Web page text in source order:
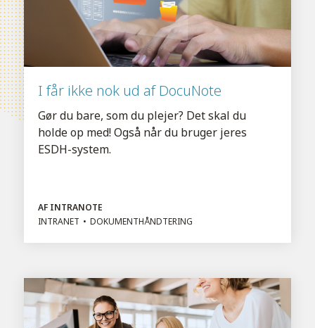
I får ikke nok ud af DocuNote
Gør du bare, som du plejer? Det skal du
holde op med! Også når du bruger jeres
ESDH-system.
AF INTRANOTE
INTRANET
DOKUMENTHÅNDTERING